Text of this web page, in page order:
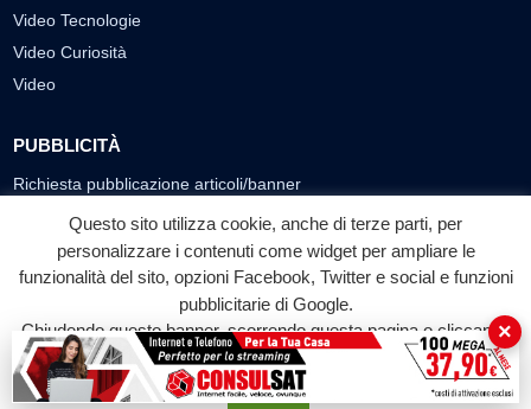
Video Tecnologie
Video Curiosità
Video
PUBBLICITÀ
Richiesta pubblicazione articoli/banner
SEGUICI SUI SOCIAL
f
Facebook
◎ ▶
YouTube
© 2026 LABTV - Tutti i diritti riservati
Questo sito utilizza cookie, anche di terze parti, per
personalizzare i contenuti come widget per ampliare le
funzionalità del sito, opzioni Facebook, Twitter e social e funzioni
pubblicitarie di Google.
Chiudendo questo banner, scorrendo questa pagina o cliccando
su qualunque suo elemento acconsenti all'uso dei cookie.
Accetta
×